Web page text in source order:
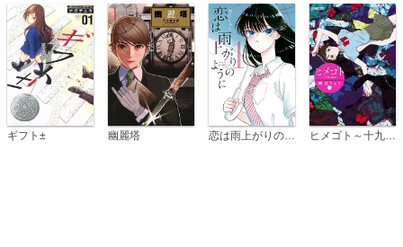
ギフト± 幽麗塔 恋は雨上がりのように ヒメゴト～十九歳の制服～